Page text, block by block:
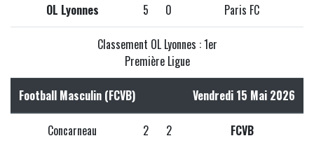
OL Lyonnes 5 0 Paris FC
Classement OL Lyonnes : 1er
Première Ligue
Football Masculin (FCVB) Vendredi 15 Mai 2026
Concarneau 2 2 FCVB